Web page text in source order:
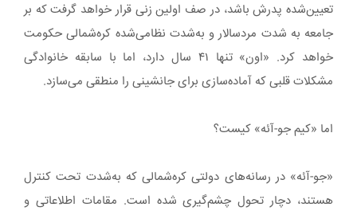
تعیین‌شده پدرش باشد، در صف اولین زنی قرار خواهد گرفت که بر
جامعه به شدت مردسالار و به‌شدت نظامی‌شده کره‌شمالی حکومت
خواهد کرد. «اون» تنها ۴۱ سال دارد، اما با سابقه خانوادگی
مشکلات قلبی که آماده‌سازی برای جانشینی را منطقی می‌سازد.
اما «کیم جو-آئه» کیست؟
«جو-آئه» در رسانه‌های دولتی کره‌شمالی که به‌شدت تحت کنترل
هستند، دچار تحول چشم‌گیری شده است. مقامات اطلاعاتی و